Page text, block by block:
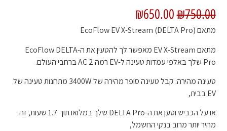
₪750.00
₪650.00
מתאם EcoFlow EV X-Stream (DELTA Pro)
מתאם EV X-Stream מאפשר לך להטעין את ה-EcoFlow DELTA
Pro שלך באלפי עמדות טעינה ל-EV רמה 2 AC ברחבי העולם.
טעינה מהירה: קבל טעינה סופר מהירה של 3400W מתחנות טעינה של
EV בבית,
או על הכביש וטען את ה-DELTA Pro שלך במלואו תוך 1.7 שעות, זה
מהיר יותר מרוב בנקי החשמל,